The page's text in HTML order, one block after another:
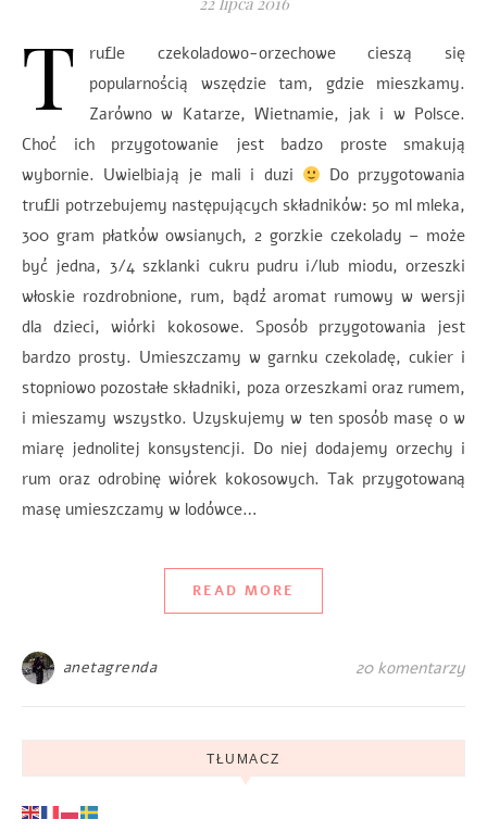
T
rufle czekoladowo-orzechowe cieszą się
popularnością wszędzie tam, gdzie mieszkamy.
Zarówno w Katarze, Wietnamie, jak i w Polsce.
Choć ich przygotowanie jest badzo proste smakują
wybornie. Uwielbiają je mali i duzi
Do przygotowania
trufli potrzebujemy następujących składników: 50 ml mleka,
300 gram płatków owsianych, 2 gorzkie czekolady – może
być jedna, 3/4 szklanki cukru pudru i/lub miodu, orzeszki
włoskie rozdrobnione, rum, bądź aromat rumowy w wersji
dla dzieci, wiórki kokosowe. Sposób przygotowania jest
bardzo prosty. Umieszczamy w garnku czekoladę, cukier i
stopniowo pozostałe składniki, poza orzeszkami oraz rumem,
i mieszamy wszystko. Uzyskujemy w ten sposób masę o w
miarę jednolitej konsystencji. Do niej dodajemy orzechy i
rum oraz odrobinę wiórek kokosowych. Tak przygotowaną
masę umieszczamy w lodówce…
READ MORE
anetagrenda 20 komentarzy
TŁUMACZ